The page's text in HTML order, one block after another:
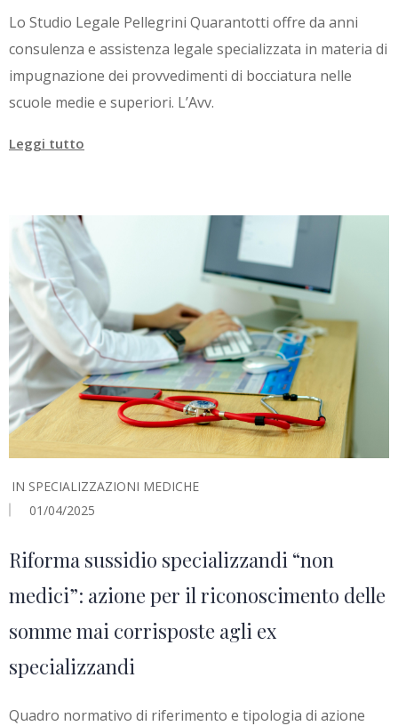
Lo Studio Legale Pellegrini Quarantotti offre da anni
consulenza e assistenza legale specializzata in materia di
impugnazione dei provvedimenti di bocciatura nelle
scuole medie e superiori. L’Avv.
Leggi tutto
IN SPECIALIZZAZIONI MEDICHE
01/04/2025
Riforma sussidio specializzandi “non
medici”: azione per il riconoscimento delle
somme mai corrisposte agli ex
specializzandi
Quadro normativo di riferimento e tipologia di azione